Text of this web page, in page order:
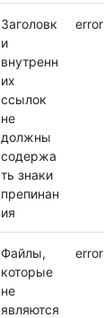
Заголовк
и
внутренн
их
ссылок
не
должны
содержа
ть знаки
препинан
ия
error
Файлы,
которые
не
являются
error